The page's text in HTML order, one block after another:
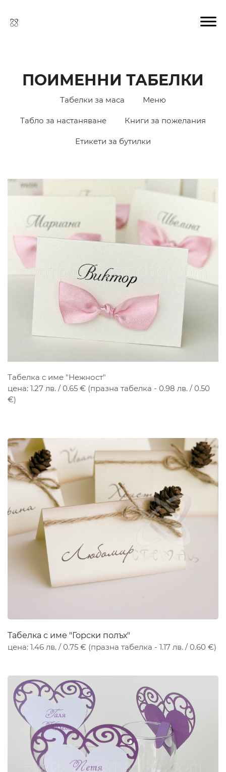
ПОИМЕННИ ТАБЕЛКИ
Табелки за маса Меню
Табло за настаняване Книги за пожелания
Етикети за бутилки
Табелка с име "Нежност"
цена: 1.27 лв. / 0.65 € (празна табелка - 0.98 лв. / 0.50
€)
Табелка с име "Горски полъх"
цена: 1.46 лв. / 0.75 € (празна табелка - 1.17 лв. / 0.60 €)